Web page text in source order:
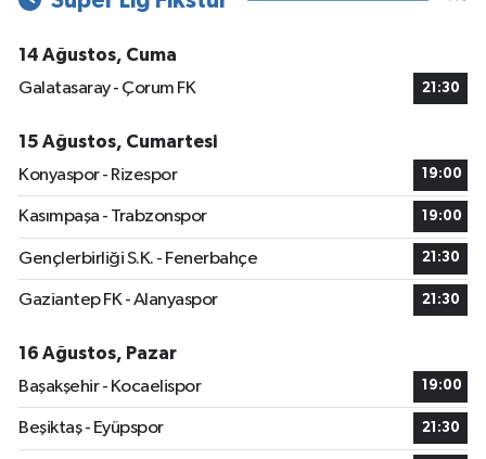
14 Ağustos, Cuma
Galatasaray - Çorum FK
21:30
15 Ağustos, Cumartesi
Konyaspor - Rizespor
19:00
Kasımpaşa - Trabzonspor 19:00
Gençlerbirliği S.K. - Fenerbahçe 21:30
Gaziantep FK - Alanyaspor 21:30
16 Ağustos, Pazar
Başakşehir - Kocaelispor
19:00
Beşiktaş - Eyüpspor 21:30